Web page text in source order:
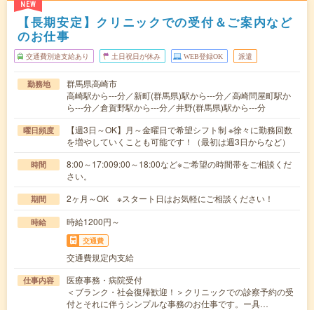
NEW
【長期安定】クリニックでの受付＆ご案内など
のお仕事
交通費別途支給あり 土日祝日が休み WEB登録OK 派遣
勤務地
群馬県高崎市
高崎駅から---分／新町(群馬県)駅から---分／高崎問屋町駅か
ら---分／倉賀野駅から---分／井野(群馬県)駅から---分
曜日頻度
【週3日～OK】月～金曜日で希望シフト制 ※徐々に勤務回数
を増やしていくことも可能です！（最初は週3日からなど）
時間
8:00～17:009:00～18:00など※ご希望の時間帯をご相談くだ
さい。
期間 2ヶ月～OK ※スタート日はお気軽にご相談ください！
時給 時給1200円～
交通費
交通費規定内支給
仕事内容
医療事務・病院受付
＜ブランク・社会復帰歓迎！＞クリニックでの診察予約の受
付とそれに伴うシンプルな事務のお仕事です。ー具…